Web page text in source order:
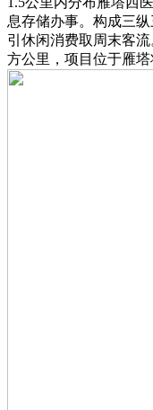
息存储办事。构成三
引休闲消费取周末客
方公里，项目位于雁塔